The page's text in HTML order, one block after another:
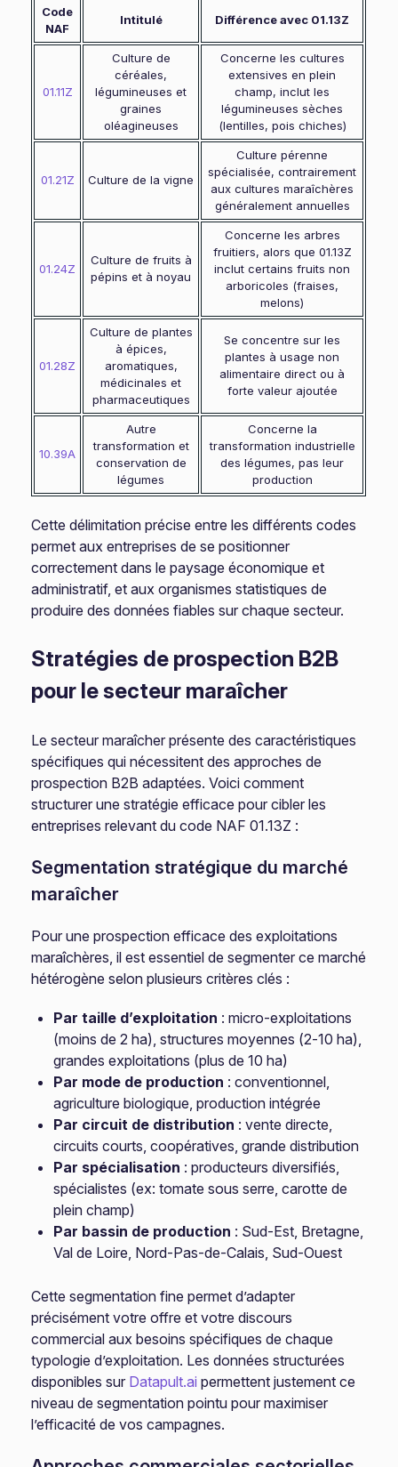
Code
NAF
Intitulé Différence avec 01.13Z
01.11Z
Culture de
céréales,
légumineuses et
graines
oléagineuses
Concerne les cultures
extensives en plein
champ, inclut les
légumineuses sèches
(lentilles, pois chiches)
01.21Z Culture de la vigne
Culture pérenne
spécialisée, contrairement
aux cultures maraîchères
généralement annuelles
01.24Z
Culture de fruits à
pépins et à noyau
Concerne les arbres
fruitiers, alors que 01.13Z
inclut certains fruits non
arboricoles (fraises,
melons)
01.28Z
Culture de plantes
à épices,
aromatiques,
médicinales et
pharmaceutiques
Se concentre sur les
plantes à usage non
alimentaire direct ou à
forte valeur ajoutée
10.39A
Autre
transformation et
conservation de
légumes
Concerne la
transformation industrielle
des légumes, pas leur
production
Cette délimitation précise entre les différents codes
permet aux entreprises de se positionner
correctement dans le paysage économique et
administratif, et aux organismes statistiques de
produire des données fiables sur chaque secteur.
Stratégies de prospection B2B
pour le secteur maraîcher
Le secteur maraîcher présente des caractéristiques
spécifiques qui nécessitent des approches de
prospection B2B adaptées. Voici comment
structurer une stratégie efficace pour cibler les
entreprises relevant du code NAF 01.13Z :
Segmentation stratégique du marché
maraîcher
Pour une prospection efficace des exploitations
maraîchères, il est essentiel de segmenter ce marché
hétérogène selon plusieurs critères clés :
Par taille d’exploitation : micro-exploitations
(moins de 2 ha), structures moyennes (2-10 ha),
grandes exploitations (plus de 10 ha)
Par mode de production : conventionnel,
agriculture biologique, production intégrée
Par circuit de distribution : vente directe,
circuits courts, coopératives, grande distribution
Par spécialisation : producteurs diversifiés,
spécialistes (ex: tomate sous serre, carotte de
plein champ)
Par bassin de production : Sud-Est, Bretagne,
Val de Loire, Nord-Pas-de-Calais, Sud-Ouest
Cette segmentation fine permet d’adapter
précisément votre offre et votre discours
commercial aux besoins spécifiques de chaque
typologie d’exploitation. Les données structurées
disponibles sur Datapult.ai permettent justement ce
niveau de segmentation pointu pour maximiser
l’efficacité de vos campagnes.